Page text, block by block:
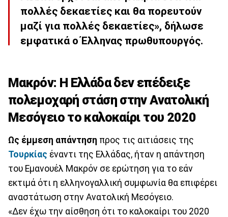
πολλές δεκαετίες και θα πορευτούν
μαζί για πολλές δεκαετίες», δήλωσε
εμφατικά ο Έλληνας πρωθυπουργός.
Μακρόν: Η Ελλάδα δεν επέδειξε
πολεμοχαρή στάση στην Ανατολική
Μεσόγειο το καλοκαίρι του 2020
Ως έμμεση απάντηση προς τις αιτιάσεις της
Τουρκίας έναντι της Ελλάδας, ήταν η απάντηση
του Εμανουέλ Μακρόν σε ερώτηση για το εάν
εκτιμά ότι η ελληνογαλλική συμφωνία θα επιφέρει
αναστάτωση στην Ανατολική Μεσόγειο.
«Δεν έχω την αίσθηση ότι το καλοκαίρι του 2020